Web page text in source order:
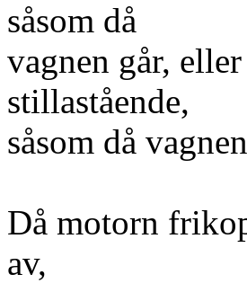
såsom då
vagnen går,
stillastående,
såsom då
Då motorn
av,